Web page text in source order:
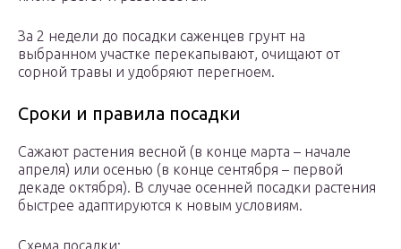
За 2 недели до посадки саженцев грунт на
выбранном участке перекапывают, очищают от
сорной травы и удобряют перегноем.
Сроки и правила посадки
Сажают растения весной (в конце марта – начале
апреля) или осенью (в конце сентября – первой
декаде октября). В случае осенней посадки растения
быстрее адаптируются к новым условиям.
Схема посадки: